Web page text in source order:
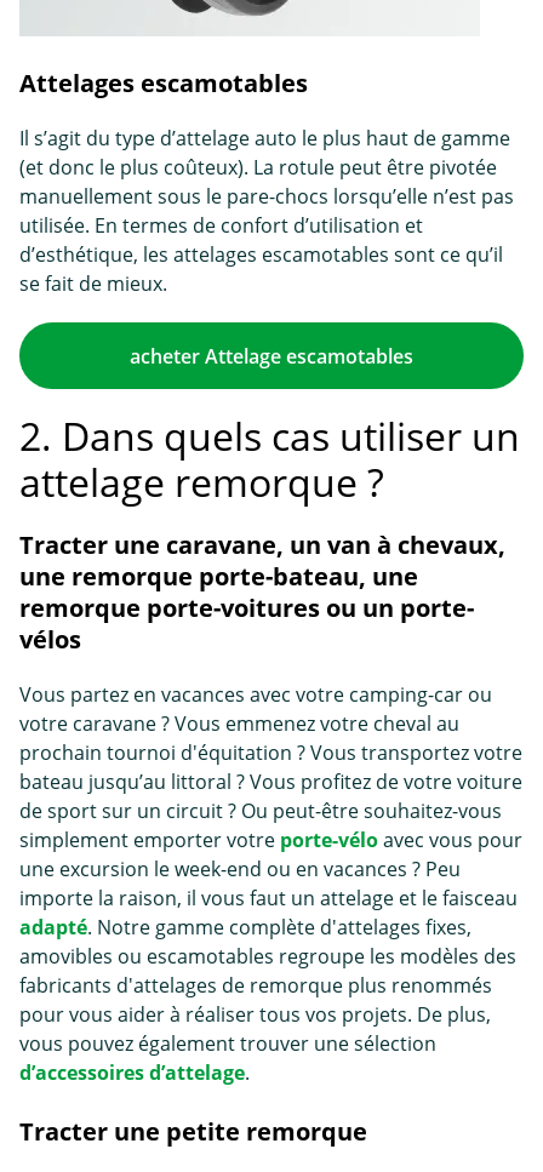
Attelages escamotables
Il s’agit du type d’attelage auto le plus haut de gamme
(et donc le plus coûteux). La rotule peut être pivotée
manuellement sous le pare-chocs lorsqu’elle n’est pas
utilisée. En termes de confort d’utilisation et
d’esthétique, les attelages escamotables sont ce qu’il
se fait de mieux.
acheter Attelage escamotables
2. Dans quels cas utiliser un
attelage remorque ?
Tracter une caravane, un van à chevaux,
une remorque porte-bateau, une
remorque porte-voitures ou un porte-
vélos
Vous partez en vacances avec votre camping-car ou
votre caravane ? Vous emmenez votre cheval au
prochain tournoi d'équitation ? Vous transportez votre
bateau jusqu’au littoral ? Vous profitez de votre voiture
de sport sur un circuit ? Ou peut-être souhaitez-vous
simplement emporter votre porte-véloavec vous pour
une excursion le week-end ou en vacances ? Peu
importe la raison, il vous faut un attelage et le faisceau
adapté. Notre gamme complète d'attelages fixes,
amovibles ou escamotables regroupe les modèles des
fabricants d'attelages de remorque plus renommés
pour vous aider à réaliser tous vos projets. De plus,
vous pouvez également trouver une sélection
d’accessoires d’attelage.
Tracter une petite remorque